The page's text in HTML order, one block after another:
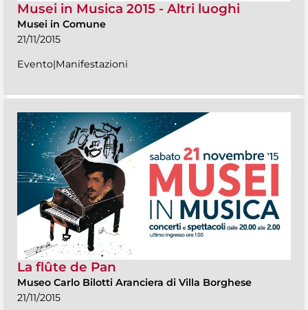
Musei in Musica 2015 - Altri luoghi
Musei in Comune
21/11/2015
Evento|Manifestazioni
La flûte de Pan
Museo Carlo Bilotti Aranciera di Villa Borghese
21/11/2015